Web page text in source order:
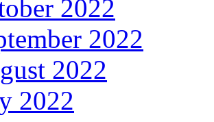
2022
2022
2022
2022